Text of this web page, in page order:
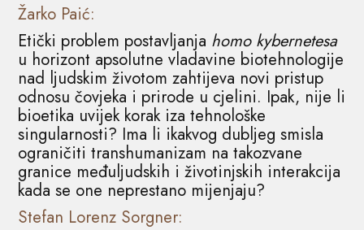
Žarko Paić:
Etički problem postavljanja homo kybernetesa
u horizont apsolutne vladavine biotehnologije
nad ljudskim životom zahtijeva novi pristup
odnosu čovjeka i prirode u cjelini. Ipak, nije li
bioetika uvijek korak iza tehnološke
singularnosti? Ima li ikakvog dubljeg smisla
ograničiti transhumanizam na takozvane
granice međuljudskih i životinjskih interakcija
kada se one neprestano mijenjaju?
Stefan Lorenz Sorgner: